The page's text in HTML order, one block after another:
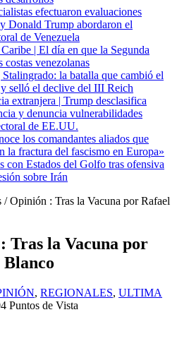
efectuaron evaluaciones
Donald Trump abordaron el
de Venezuela
| El día en que la Segunda
venezolanas
la batalla que cambió el
selló el declive del III Reich
extranjera | Trump desclasifica
y denuncia vulnerabilidades
de EE.UU.
los comandantes aliados que
la fractura del fascismo en Europa»
con Estados del Golfo tras ofensiva
sobre Irán
/ Opinión : Tras la Vacuna por Rafael
Tras la Vacuna por
, REGIONALES, ULTIMA
Puntos de Vista